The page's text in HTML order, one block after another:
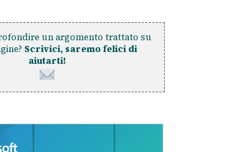
un argomento trattato su
Scrivici, saremo felici di
aiutarti!